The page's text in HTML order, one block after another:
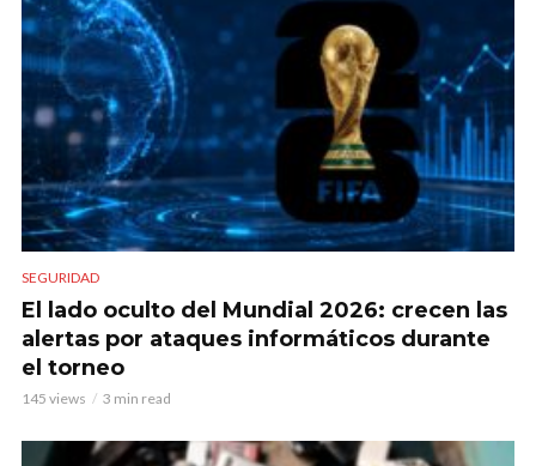
SEGURIDAD
El lado oculto del Mundial 2026: crecen las
alertas por ataques informáticos durante
el torneo
145 views 3 min read